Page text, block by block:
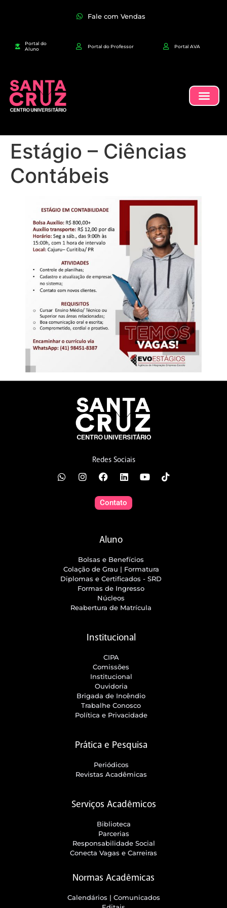
Fale com Vendas
Portal do
Aluno
Portal do Professor Portal AVA
Estágio – Ciências
Contábeis
Redes Sociais
Contato
Aluno
Bolsas e Benefícios
Colação de Grau | Formatura
Diplomas e Certificados - SRD
Formas de Ingresso
Núcleos
Reabertura de Matrícula
Institucional
CIPA
Comissões
Institucional
Ouvidoria
Brigada de Incêndio
Trabalhe Conosco
Política e Privacidade
Prática e Pesquisa
Periódicos
Revistas Acadêmicas
Serviços Acadêmicos
Biblioteca
Parcerias
Responsabilidade Social
Conecta Vagas e Carreiras
Normas Acadêmicas
Calendários | Comunicados